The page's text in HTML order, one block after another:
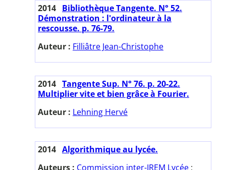
2014 Bibliothèque Tangente. N° 52.
Démonstration : l'ordinateur à la
rescousse. p. 76-79.
Auteur : Filliâtre Jean-Christophe
2014 Tangente Sup. N° 76. p. 20-22.
Multiplier vite et bien grâce à Fourier.
Auteur : Lehning Hervé
2014 Algorithmique au lycée.
Auteurs : Commission inter-IREM Lycée ;